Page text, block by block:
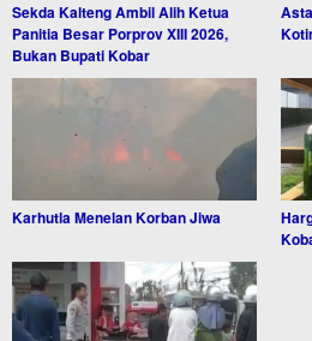
Sekda Kalteng Ambil Alih Ketua
Panitia Besar Porprov XIII 2026,
Bukan Bupati Kobar
Karhutla Menelan Korban Jiwa